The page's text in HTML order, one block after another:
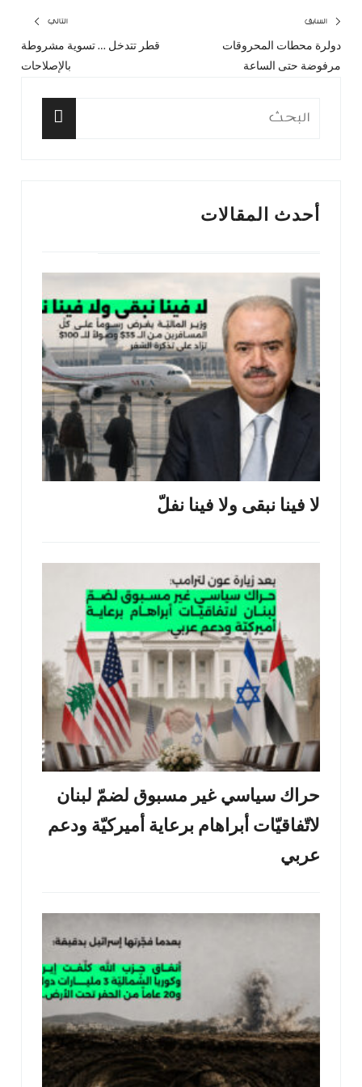
تصفّح
المقالات
السابق
المقال
دولرة محطات المحروقات
مرفوضة حتى الساعة
التالي
قطر تتدخل … تسوية مشروطة
بالإصلاحات
البحث
أحدث المقالات
لا فينا نبقى ولا فينا نفلّ
حراك سياسي غير مسبوق لضمّ لبنان
لاتّفاقيّات أبراهام برعاية أميركيّة ودعم
عربي